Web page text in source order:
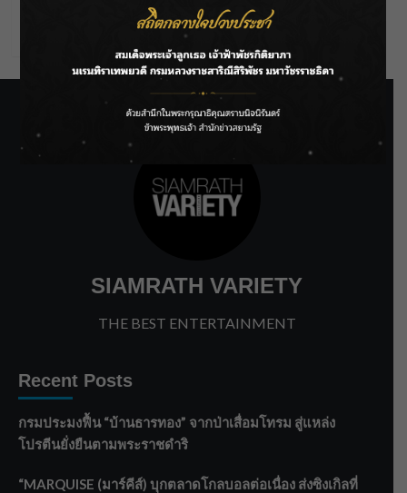
SIAMRATH VARIETY
THE BEST ENTERTAINMENT
Recent Posts
กรมประมงฟื้น “บ้านธารทอง” จากป่าเสื่อมโทรม สู่แหล่ง
โปรตีนยั่งยืนตามพระราชดำริ
“MARQUISE (มาร์คีส์) บุกตลาดโกลบอลต่อเนื่อง ส่งซิงเกิลที่